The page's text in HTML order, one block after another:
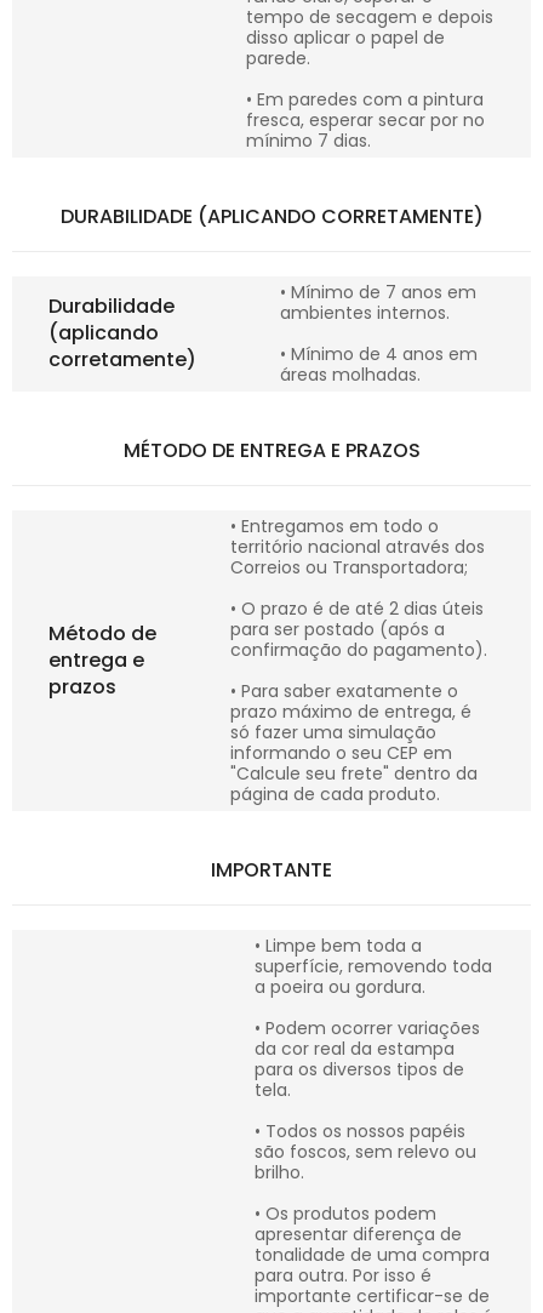
tempo de secagem e depois
disso aplicar o papel de
parede.
• Em paredes com a pintura
fresca, esperar secar por no
mínimo 7 dias.
DURABILIDADE (APLICANDO CORRETAMENTE)
Durabilidade
(aplicando
corretamente)
• Mínimo de 7 anos em
ambientes internos.
• Mínimo de 4 anos em
áreas molhadas.
MÉTODO DE ENTREGA E PRAZOS
Método de
entrega e
prazos
• Entregamos em todo o
território nacional através dos
Correios ou Transportadora;
• O prazo é de até 2 dias úteis
para ser postado (após a
confirmação do pagamento).
• Para saber exatamente o
prazo máximo de entrega, é
só fazer uma simulação
informando o seu CEP em
"Calcule seu frete" dentro da
página de cada produto.
IMPORTANTE
• Limpe bem toda a
superfície, removendo toda
a poeira ou gordura.
• Podem ocorrer variações
da cor real da estampa
para os diversos tipos de
tela.
• Todos os nossos papéis
são foscos, sem relevo ou
brilho.
• Os produtos podem
apresentar diferença de
tonalidade de uma compra
para outra. Por isso é
importante certificar-se de